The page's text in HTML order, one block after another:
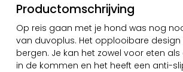
Productomschrijving
Op reis gaan met je hond was nog
van duvoplus. Het opplooibare
bergen. Je kan het zowel voor eten
in de kommen en het heeft een anti-